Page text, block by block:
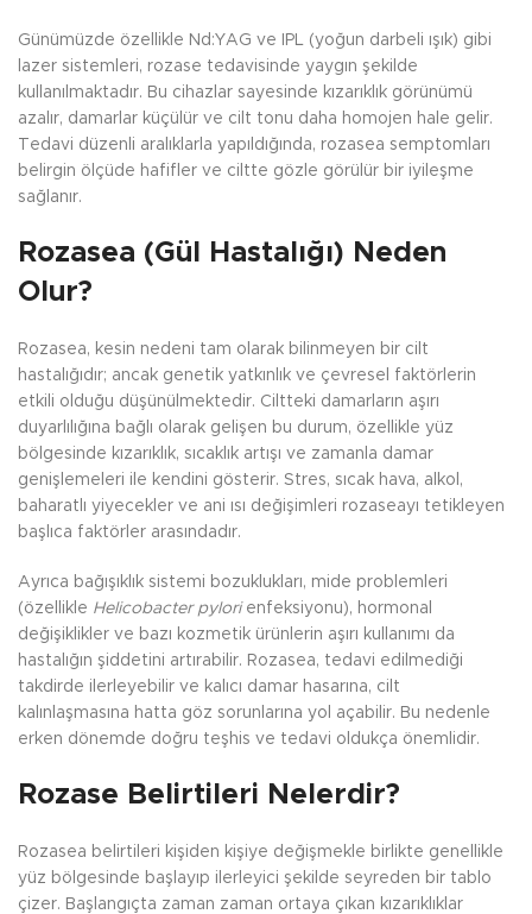
Günümüzde özellikle Nd:YAG ve IPL (yoğun darbeli ışık) gibi
lazer sistemleri, rozase tedavisinde yaygın şekilde
kullanılmaktadır. Bu cihazlar sayesinde kızarıklık görünümü
azalır, damarlar küçülür ve cilt tonu daha homojen hale gelir.
Tedavi düzenli aralıklarla yapıldığında, rozasea semptomları
belirgin ölçüde hafifler ve ciltte gözle görülür bir iyileşme
sağlanır.
Rozasea (Gül Hastalığı) Neden
Olur?
Rozasea, kesin nedeni tam olarak bilinmeyen bir cilt
hastalığıdır; ancak genetik yatkınlık ve çevresel faktörlerin
etkili olduğu düşünülmektedir. Ciltteki damarların aşırı
duyarlılığına bağlı olarak gelişen bu durum, özellikle yüz
bölgesinde kızarıklık, sıcaklık artışı ve zamanla damar
genişlemeleri ile kendini gösterir. Stres, sıcak hava, alkol,
baharatlı yiyecekler ve ani ısı değişimleri rozaseayı tetikleyen
başlıca faktörler arasındadır.
Ayrıca bağışıklık sistemi bozuklukları, mide problemleri
(özellikle Helicobacter pylorienfeksiyonu), hormonal
değişiklikler ve bazı kozmetik ürünlerin aşırı kullanımı da
hastalığın şiddetini artırabilir. Rozasea, tedavi edilmediği
takdirde ilerleyebilir ve kalıcı damar hasarına, cilt
kalınlaşmasına hatta göz sorunlarına yol açabilir. Bu nedenle
erken dönemde doğru teşhis ve tedavi oldukça önemlidir.
Rozase Belirtileri Nelerdir?
Rozasea belirtileri kişiden kişiye değişmekle birlikte genellikle
yüz bölgesinde başlayıp ilerleyici şekilde seyreden bir tablo
çizer. Başlangıçta zaman zaman ortaya çıkan kızarıklıklar